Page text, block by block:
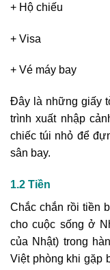
+ Hộ chiếu
+ Visa
+ Vé máy bay
Đây là những giấy
trình xuất nhập
chiếc túi nhỏ để
sân bay.
1.2 Tiền
Chắc chắn rồi tiền
cho cuộc sống ở
của Nhật) trong
Việt phòng khi gặp